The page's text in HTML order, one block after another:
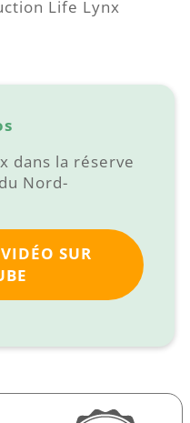
Life Lynx
dans la réserve
Nord-
SUR